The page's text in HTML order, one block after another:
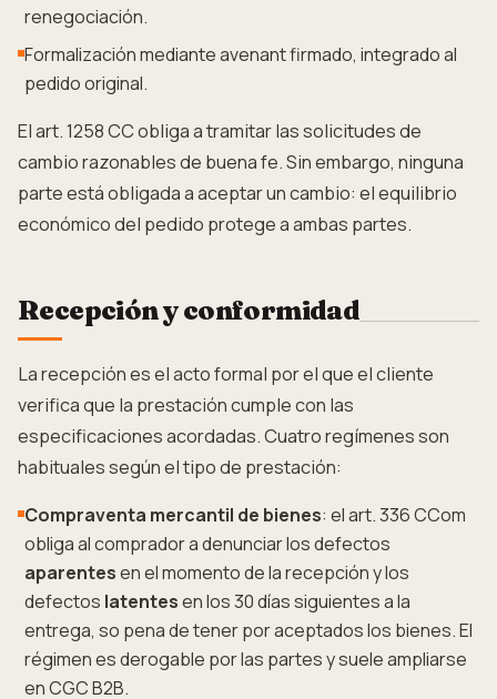
renegociación.
Formalización mediante avenant firmado, integrado al
pedido original.
El art. 1258 CC obliga a tramitar las solicitudes de
cambio razonables de buena fe. Sin embargo, ninguna
parte está obligada a aceptar un cambio: el equilibrio
económico del pedido protege a ambas partes.
Recepción y conformidad
La recepción es el acto formal por el que el cliente
verifica que la prestación cumple con las
especificaciones acordadas. Cuatro regímenes son
habituales según el tipo de prestación:
Compraventa mercantil de bienes: el art. 336 CCom
obliga al comprador a denunciar los defectos
aparentesen el momento de la recepción y los
defectos latentesen los 30 días siguientes a la
entrega, so pena de tener por aceptados los bienes. El
régimen es derogable por las partes y suele ampliarse
en CGC B2B.